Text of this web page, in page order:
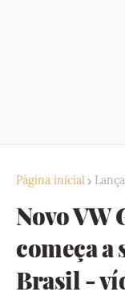
Página inicial
Novo VW
começa a
Brasil -